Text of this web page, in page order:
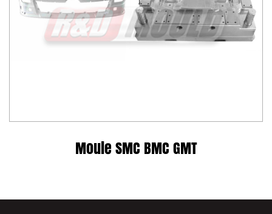
Moule SMC BMC GMT